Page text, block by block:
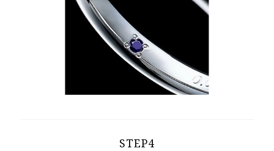
STEP4